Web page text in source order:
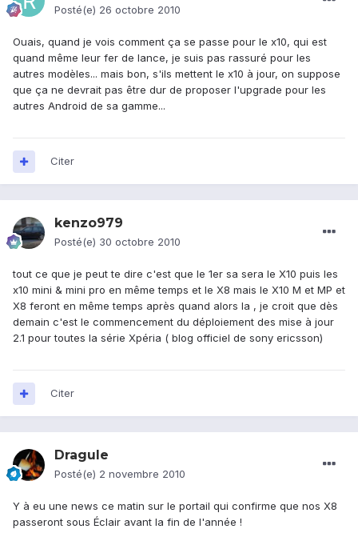
Posté(e) 26 octobre 2010
Ouais, quand je vois comment ça se passe pour le x10, qui est
quand même leur fer de lance, je suis pas rassuré pour les
autres modèles... mais bon, s'ils mettent le x10 à jour, on suppose
que ça ne devrait pas être dur de proposer l'upgrade pour les
autres Android de sa gamme...
Citer
kenzo979
Posté(e) 30 octobre 2010
tout ce que je peut te dire c'est que le 1er sa sera le X10 puis les
x10 mini & mini pro en même temps et le X8 mais le X10 M et MP et
X8 feront en même temps après quand alors la , je croit que dès
demain c'est le commencement du déploiement des mise à jour
2.1 pour toutes la série Xpéria ( blog officiel de sony ericsson)
Citer
Dragule
Posté(e) 2 novembre 2010
Y à eu une news ce matin sur le portail qui confirme que nos X8
passeront sous Éclair avant la fin de l'année !